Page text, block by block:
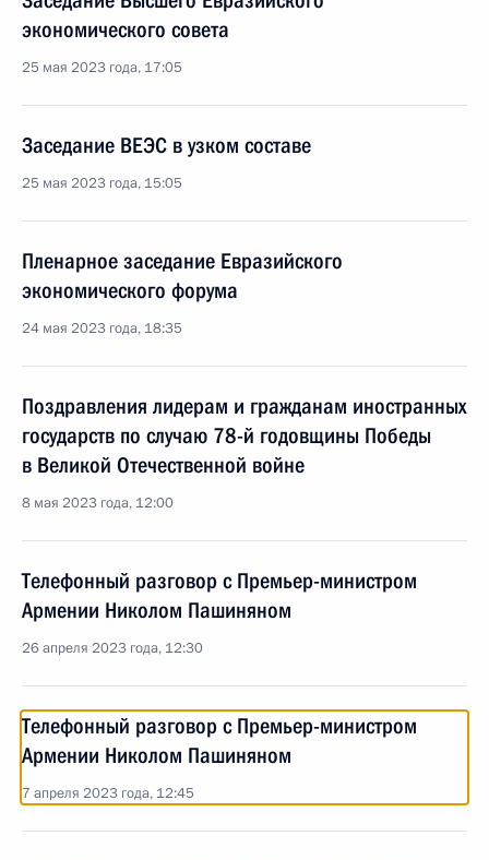
экономического совета
25 мая 2023 года, 17:05
Заседание ВЕЭС в узком составе
25 мая 2023 года, 15:05
Пленарное заседание Евразийского
экономического форума
24 мая 2023 года, 18:35
Поздравления лидерам и гражданам иностранных
государств по случаю 78-й годовщины Победы
в Великой Отечественной войне
8 мая 2023 года, 12:00
Телефонный разговор с Премьер-министром
Армении Николом Пашиняном
26 апреля 2023 года, 12:30
Телефонный разговор с Премьер-министром
Армении Николом Пашиняном
7 апреля 2023 года, 12:45